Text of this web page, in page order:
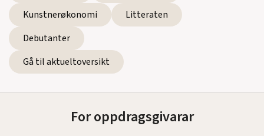
Kunstnerøkonomi
Litteraten
Debutanter
Gå til aktueltoversikt
For oppdragsgivarar